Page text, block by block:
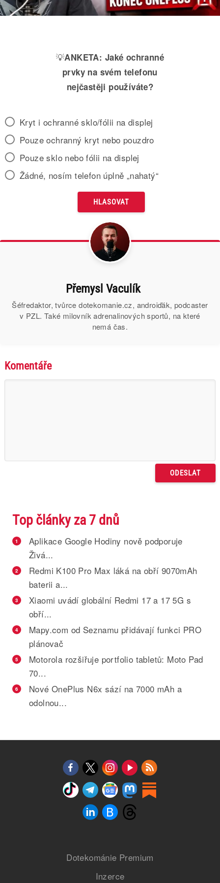
💡ANKETA: Jaké ochranné
prvky na svém telefonu
nejčastěji používáte?
Kryt i ochranné sklo/fólii na displej
Pouze ochranný kryt nebo pouzdro
Pouze sklo nebo fólii na displej
Žádné, nosím telefon úplně „nahatý“
Přemysl Vaculík
Šéfredaktor, tvůrce dotekomanie.cz, androiďák, podcaster
v PZL. Také milovník adrenalinových sportů, na které
nemá čas.
Komentáře
Top články za 7 dnů
1
Aplikace Google Hodiny nově podporuje
Živá...
2
Redmi K100 Pro Max láká na obří 9070mAh
baterii a...
3
Xiaomi uvádí globální Redmi 17 a 17 5G s
obří...
4
Mapy.com od Seznamu přidávají funkci PRO
plánovač
5
Motorola rozšiřuje portfolio tabletů: Moto Pad
70...
6
Nové OnePlus N6x sází na 7000 mAh a
odolnou...
Dotekománie Premium
Inzerce